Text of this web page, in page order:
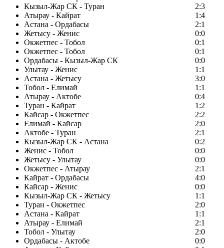
Кызыл-Жар СК - Туран
2:3
Атырау - Кайрат
1:4
Астана - Ордабасы
2:1
Жетысу - Женис
0:0
Окжетпес - Тобол
0:1
Окжетпес - Тобол
0:1
Ордабасы - Кызыл-Жар СК
0:0
Улытау - Женис
1:1
Астана - Жетысу
3:0
Тобол - Елимай
1:1
Атырау - Актобе
0:4
Туран - Кайрат
1:2
Кайсар - Окжетпес
2:2
Елимай - Кайсар
2:0
Актобе - Туран
2:1
Кызыл-Жар СК - Астана
0:2
Женис - Тобол
0:0
Жетысу - Улытау
0:0
Окжетпес - Атырау
2:1
Кайрат - Ордабасы
4:0
Кайсар - Женис
0:0
Кызыл-Жар СК - Жетысу
1:1
Туран - Окжетпес
2:0
Астана - Кайрат
1:1
Атырау - Елимай
2:1
Тобол - Улытау
2:0
Ордабасы - Актобе
0:0